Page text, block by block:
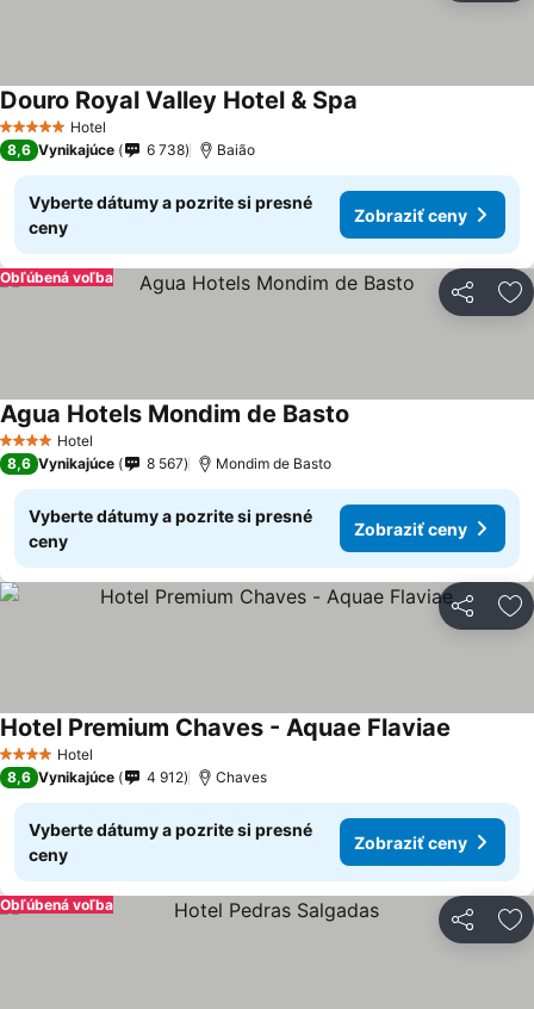
5 Počet hviezdičiek
Hotel
Douro Royal Valley Hotel & Spa
8,6 Vynikajúce 6 738 Baião
Vyberte dátumy a pozrite si presné
ceny
Zobraziť ceny
Zdieľať
Obľúbená voľba
4 Počet hviezdičiek
Hotel
Agua Hotels Mondim de Basto
8,6 Vynikajúce 8 567 Mondim de Basto
Vyberte dátumy a pozrite si presné
ceny
Zobraziť ceny
Zdieľať
4 Počet hviezdičiek
Hotel
Hotel Premium Chaves - Aquae Flaviae
8,6 Vynikajúce 4 912 Chaves
Vyberte dátumy a pozrite si presné
ceny
Zobraziť ceny
Zdieľať
Obľúbená voľba